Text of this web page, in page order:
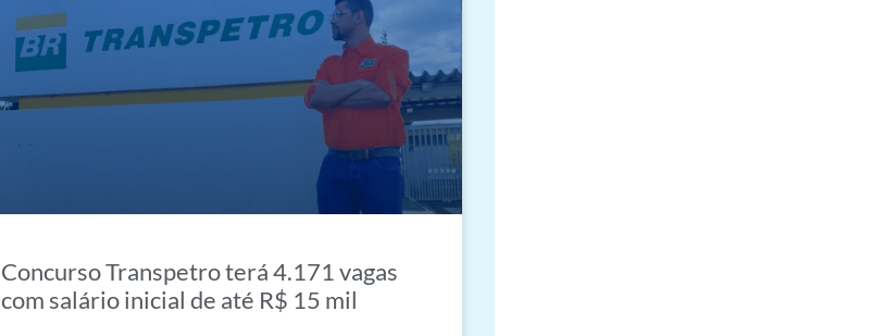
Concurso Transpetro terá 4.171 vagas
com salário inicial de até R$ 15 mil